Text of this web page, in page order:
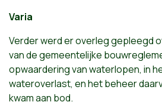
Varia
Verder werd er overleg gepleegd
van de gemeentelijke
opwaardering van waterlopen, in
wateroverlast, en het beheer
kwam aan bod.